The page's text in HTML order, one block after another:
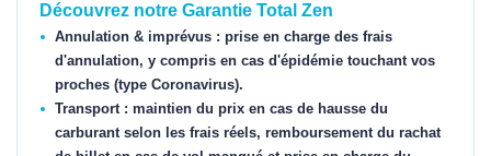
Découvrez notre Garantie Total Zen
Annulation & imprévus : prise en charge des frais
d'annulation, y compris en cas d'épidémie touchant vos
proches (type Coronavirus).
Transport : maintien du prix en cas de hausse du
carburant selon les frais réels, remboursement du rachat